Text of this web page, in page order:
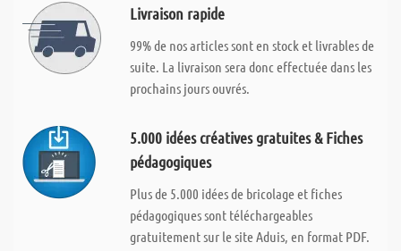
Livraison rapide
99% de nos articles sont en stock et livrables de
suite. La livraison sera donc effectuée dans les
prochains jours ouvrés.
5.000 idées créatives gratuites & Fiches
pédagogiques
Plus de 5.000 idées de bricolage et fiches
pédagogiques sont téléchargeables
gratuitement sur le site Aduis, en format PDF.